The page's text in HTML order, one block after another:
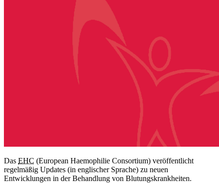
Das EHC (European Haemophilie Consortium) veröffentlicht
regelmäßig Updates (in englischer Sprache) zu neuen
Entwicklungen in der Behandlung von Blutungskrankheiten.